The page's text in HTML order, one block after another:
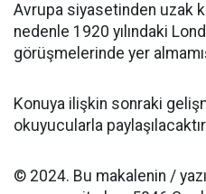
Avrupa siyasetinden uzak
nedenle 1920 yılındaki
görüşmelerinde yer
Konuya ilişkin sonraki
okuyucularla
© 2024. Bu makalenin /